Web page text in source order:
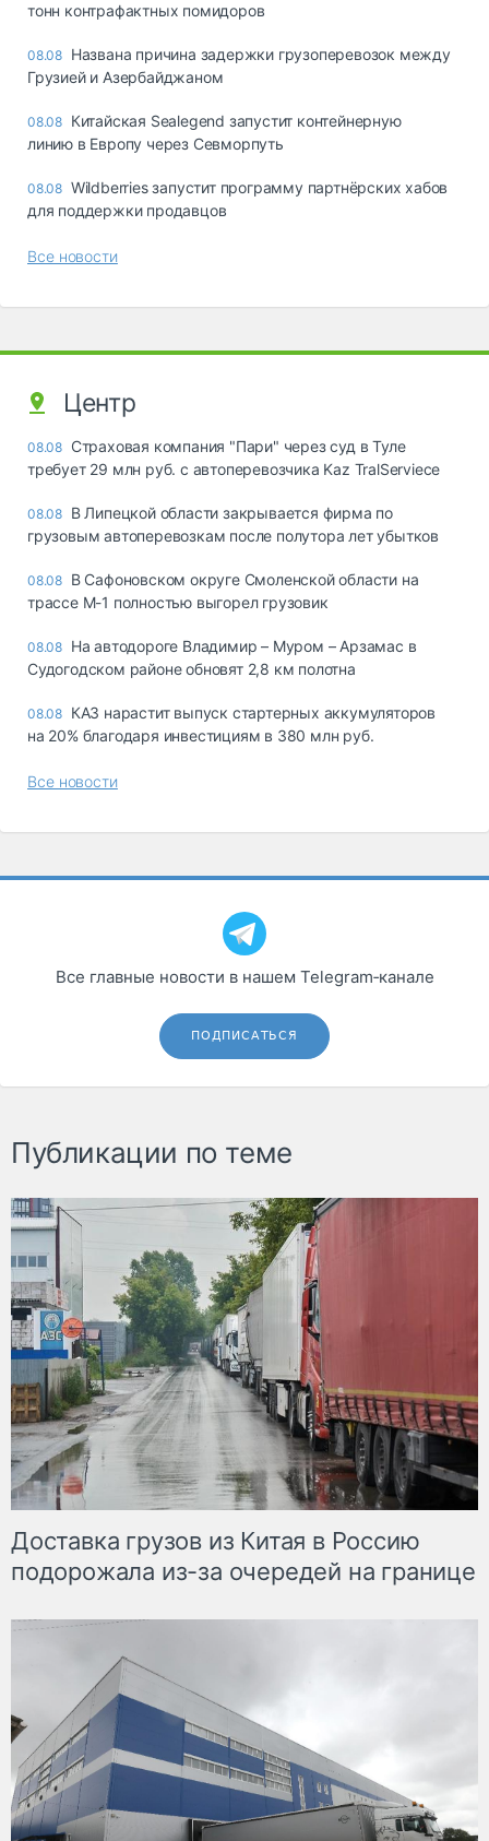
тонн контрафактных помидоров
08.08 Названа причина задержки грузоперевозок между
Грузией и Азербайджаном
08.08 Китайская Sealegend запустит контейнерную
линию в Европу через Севморпуть
08.08 Wildberries запустит программу партнёрских хабов
для поддержки продавцов
Все новости
Центр
08.08 Страховая компания "Пари" через суд в Туле
требует 29 млн руб. с автоперевозчика Kaz TralServiece
08.08 В Липецкой области закрывается фирма по
грузовым автоперевозкам после полутора лет убытков
08.08 В Сафоновском округе Смоленской области на
трассе М-1 полностью выгорел грузовик
08.08 На автодороге Владимир – Муром – Арзамас в
Судогодском районе обновят 2,8 км полотна
08.08 КАЗ нарастит выпуск стартерных аккумуляторов
на 20% благодаря инвестициям в 380 млн руб.
Все новости
Все главные новости в нашем Telegram‑канале
ПОДПИСАТЬСЯ
Публикации по теме
Доставка грузов из Китая в Россию
подорожала из-за очередей на границе